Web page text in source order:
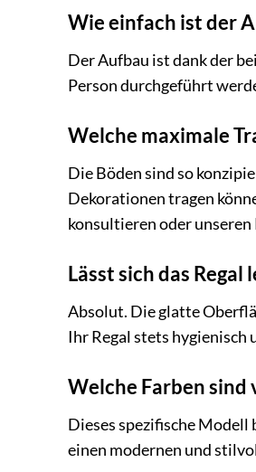
Wie einfach ist der
Der Aufbau ist dank der
Person durchgeführt
Welche maximale
Die Böden sind so
Dekorationen tragen
konsultieren oder
Lässt sich das Regal
Absolut. Die glatte
Ihr Regal stets hygienisch
Welche Farben sind
Dieses spezifische
einen modernen und